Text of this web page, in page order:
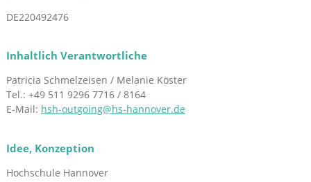
DE220492476
Inhaltlich Verantwortliche
Patricia Schmelzeisen / Melanie Köster
Tel.: +49 511 9296 7716 / 8164
E-Mail: hsh-outgoing@hs-hannover.de
Idee, Konzeption
Hochschule Hannover